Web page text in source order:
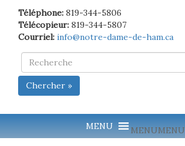
Téléphone: 819-344-5806
Télécopieur: 819-344-5807
Courriel: info@notre-dame-de-ham.ca
Chercher »
MENUMENU